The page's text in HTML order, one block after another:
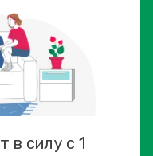
в силу с 1